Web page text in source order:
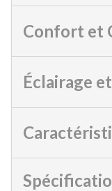
Confort et
Éclairage